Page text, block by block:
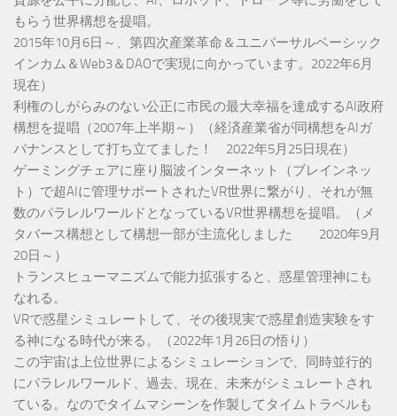
もらう世界構想を提唱。
2015年10月6日～、第四次産業革命＆ユニバーサルベーシック
インカム＆Web3＆DAOで実現に向かっています。2022年6月
現在）
利権のしがらみのない公正に市民の最大幸福を達成するAI政府
構想を提唱（2007年上半期～）（経済産業省が同構想をAIガ
バナンスとして打ち立てました！ 2022年5月25日現在）
ゲーミングチェアに座り脳波インターネット（ブレインネッ
ト）で超AIに管理サポートされたVR世界に繋がり、それが無
数のパラレルワールドとなっているVR世界構想を提唱。（メ
タバース構想として構想一部が主流化しました 2020年9月
20日～）
トランスヒューマニズムで能力拡張すると、惑星管理神にも
なれる。
VRで惑星シミュレートして、その後現実で惑星創造実験をす
る神になる時代が来る。（2022年1月26日の悟り）
この宇宙は上位世界によるシミュレーションで、同時並行的
にパラレルワールド、過去、現在、未来がシミュレートされ
ている。なのでタイムマシーンを作製してタイムトラベルも